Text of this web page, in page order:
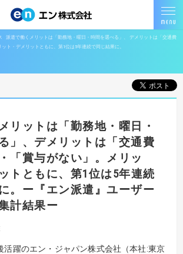
派遣で働くメリットは「勤務地・曜日・時間を選べる」、 デメリットは「交通費
ト・デメリットともに、第1位は5年連続で同じ結果に。
リットは「勤務地・曜日・
」、 デメリットは「交通費
「賞与がない」。
メリッ
トともに、第1位は5年連続
。 ー『エン派遣』ユーザー
計結果ー
活躍のエン・ジャパン株式会社（本社:東京